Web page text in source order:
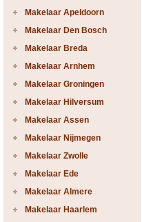
Makelaar Apeldoorn
Makelaar Den Bosch
Makelaar Breda
Makelaar Arnhem
Makelaar Groningen
Makelaar Hilversum
Makelaar Assen
Makelaar Nijmegen
Makelaar Zwolle
Makelaar Ede
Makelaar Almere
Makelaar Haarlem